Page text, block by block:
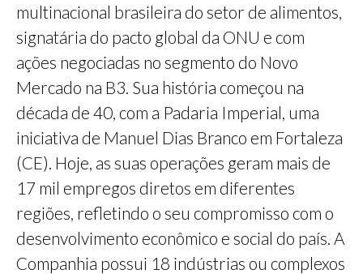
multinacional brasileira do setor de alimentos,
signatária do pacto global da ONU e com
ações negociadas no segmento do Novo
Mercado na B3. Sua história começou na
década de 40, com a Padaria Imperial, uma
iniciativa de Manuel Dias Branco em Fortaleza
(CE). Hoje, as suas operações geram mais de
17 mil empregos diretos em diferentes
regiões, refletindo o seu compromisso com o
desenvolvimento econômico e social do país. A
Companhia possui 18 indústrias ou complexos